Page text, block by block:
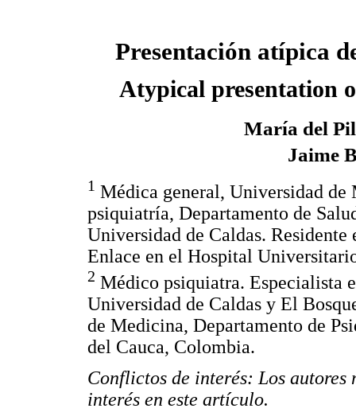
Presentación atípica
Atypical presentation
María del
Jaime
1 Médica general, Universidad de
psiquiatría, Departamento de
Universidad de Caldas.
Enlace en el Hospital
2 Médico psiquiatra. Especialista
Universidad de Caldas y El
de Medicina, Departamento de
del Cauca, Colombia.
Conflictos de interés: Los
interés en este artículo.